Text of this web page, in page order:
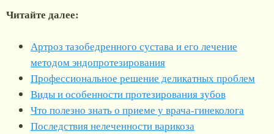
Читайте далее:
Артроз тазобедренного сустава и его лечение
методом эндопротезирования
Профессиональное решение деликатных проблем
Виды и особенности протезирования зубов
Что полезно знать о приеме у врача-гинеколога
Последствия нелеченности варикоза